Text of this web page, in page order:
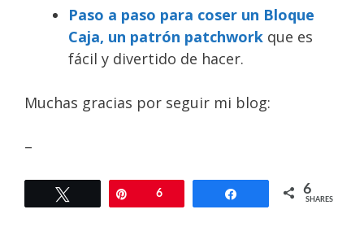
Paso a paso para coser un Bloque
Caja, un patrón patchwork que es
fácil y divertido de hacer.
Muchas gracias por seguir mi blog:
–
6 6
SHARES